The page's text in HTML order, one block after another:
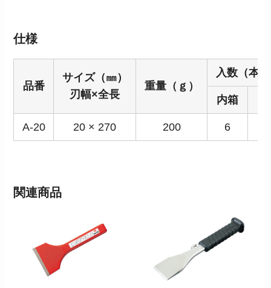
仕様
品番
サイズ（㎜）
刃幅×全長
重量（ｇ）
入数（本）
内箱
A-20 20 × 270 200 6
関連商品